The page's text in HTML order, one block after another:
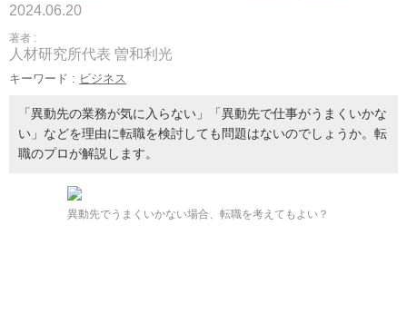
2024.06.20
著者 :
人材研究所代表 曽和利光
キーワード : ビジネス
「異動先の業務が気に入らない」「異動先で仕事がうまくいかな
い」などを理由に転職を検討しても問題はないのでしょうか。転
職のプロが解説します。
異動先でうまくいかない場合、転職を考えてもよい？